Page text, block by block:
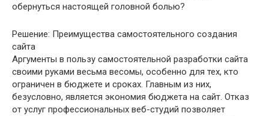
обернуться настоящей головной болью?
Решение: Преимущества самостоятельного создания
сайта
Аргументы в пользу самостоятельной разработки сайта
своими руками весьма весомы, особенно для тех, кто
ограничен в бюджете и сроках. Главным из них,
безусловно, является экономия бюджета на сайт. Отказ
от услуг профессиональных веб-студий позволяет